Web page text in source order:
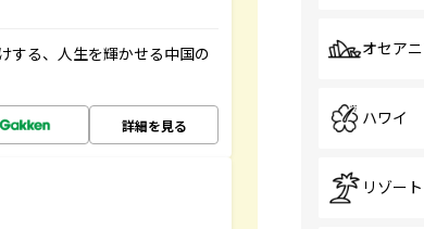
する、人生を輝かせる中国の
詳細を見る
オセア
ハワイ
リゾート